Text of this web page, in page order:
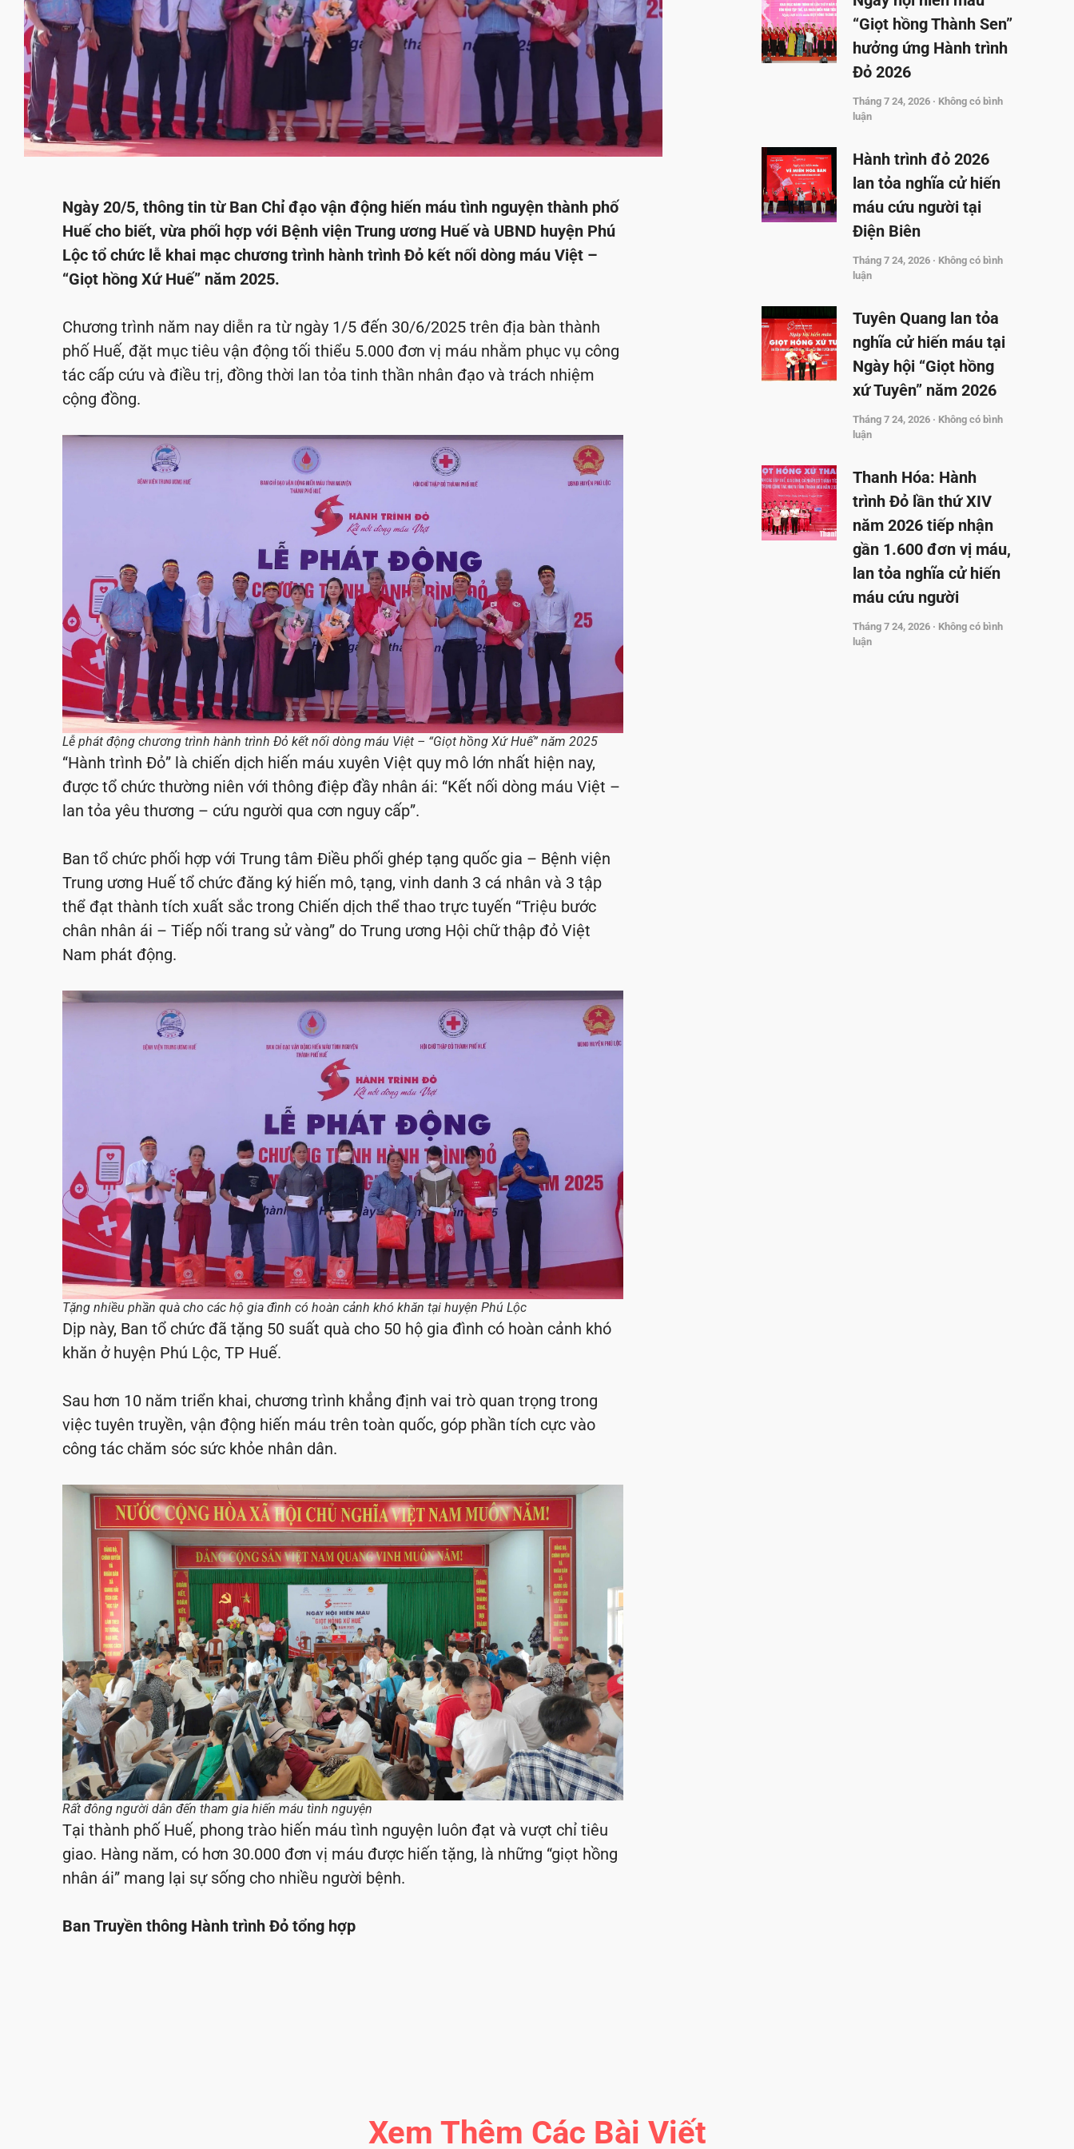
Ngày 20/5, thông tin từ Ban Chỉ đạo vận động hiến máu tình nguyện thành phố
Huế cho biết, vừa phối hợp với Bệnh viện Trung ương Huế và UBND huyện Phú
Lộc tổ chức lễ khai mạc chương trình hành trình Đỏ kết nối dòng máu Việt –
“Giọt hồng Xứ Huế” năm 2025.
Chương trình năm nay diễn ra từ ngày 1/5 đến 30/6/2025 trên địa bàn thành
phố Huế, đặt mục tiêu vận động tối thiểu 5.000 đơn vị máu nhằm phục vụ công
tác cấp cứu và điều trị, đồng thời lan tỏa tinh thần nhân đạo và trách nhiệm
cộng đồng.
Lễ phát động chương trình hành trình Đỏ kết nối dòng máu Việt – “Giọt hồng Xứ Huế” năm 2025
“Hành trình Đỏ” là chiến dịch hiến máu xuyên Việt quy mô lớn nhất hiện nay,
được tổ chức thường niên với thông điệp đầy nhân ái: “Kết nối dòng máu Việt –
lan tỏa yêu thương – cứu người qua cơn nguy cấp”.
Ban tổ chức phối hợp với Trung tâm Điều phối ghép tạng quốc gia – Bệnh viện
Trung ương Huế tổ chức đăng ký hiến mô, tạng, vinh danh 3 cá nhân và 3 tập
thể đạt thành tích xuất sắc trong Chiến dịch thể thao trực tuyến “Triệu bước
chân nhân ái – Tiếp nối trang sử vàng” do Trung ương Hội chữ thập đỏ Việt
Nam phát động.
Tặng nhiều phần quà cho các hộ gia đình có hoàn cảnh khó khăn tại huyện Phú Lộc
Dịp này, Ban tổ chức đã tặng 50 suất quà cho 50 hộ gia đình có hoàn cảnh khó
khăn ở huyện Phú Lộc, TP Huế.
Sau hơn 10 năm triển khai, chương trình khẳng định vai trò quan trọng trong
việc tuyên truyền, vận động hiến máu trên toàn quốc, góp phần tích cực vào
công tác chăm sóc sức khỏe nhân dân.
Rất đông người dân đến tham gia hiến máu tình nguyện
Tại thành phố Huế, phong trào hiến máu tình nguyện luôn đạt và vượt chỉ tiêu
giao. Hàng năm, có hơn 30.000 đơn vị máu được hiến tặng, là những “giọt hồng
nhân ái” mang lại sự sống cho nhiều người bệnh.
Ban Truyền thông Hành trình Đỏ tổng hợp
“Giọt hồng Thành Sen”
hưởng ứng Hành trình
Đỏ 2026
Tháng 7 24, 2026
Không có bình
luận
Hành trình đỏ 2026
lan tỏa nghĩa cử hiến
máu cứu người tại
Điện Biên
Tháng 7 24, 2026
Không có bình
luận
Tuyên Quang lan tỏa
nghĩa cử hiến máu tại
Ngày hội “Giọt hồng
xứ Tuyên” năm 2026
Tháng 7 24, 2026
Không có bình
luận
Thanh Hóa: Hành
trình Đỏ lần thứ XIV
năm 2026 tiếp nhận
gần 1.600 đơn vị máu,
lan tỏa nghĩa cử hiến
máu cứu người
Tháng 7 24, 2026
Không có bình
luận
Xem Thêm Các Bài Viết